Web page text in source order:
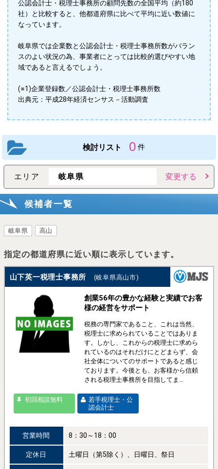
公認会計士・税理士事務所の顧問先数の全国平均（約180
社）と比較すると、他都道府県に比べて平均に近い数値に
なっています。
岐阜県では企業数と公認会計士・税理士事務所数がバラン
スのよい状況の為、事業者にとっては比較的選びやすい地
域であると言えるでしょう。
(※1)企業登録数／公認会計士・税理士事務所数
出典元：平成28年経済センサス－活動調査
検討リスト 0 件
エリア 岐阜県 変更する
候補者一覧
岐阜県 高山
指定の都道府県に近い順に表示しています。
山下英一税理士事務所 (岐阜県高山市)
創業56年の豊かな経験と実績でお客
様の経営をサポート
税務の専門家であること、これは当然、
税理士に求められていることではありま
す。しかし、これからの税理士に求めら
れているのはそれだけにとどまらず、会
社全体についてのサポートであると感じ
ております。今後とも、お客様から信頼
される税理士事務所を目指してま...
初回相談無料
若手税理士・公
認会計士
営業時間 8：30～18：00
定休日 土曜日（第5除く）、日曜日、祭日